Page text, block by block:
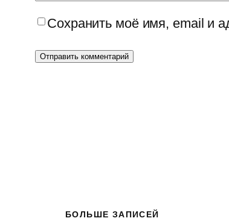
Сохранить моё имя, email и
БОЛЬШЕ ЗАПИСЕЙ